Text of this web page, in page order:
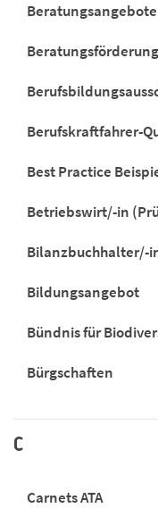
Beratungsangebote
Beratungsförderung
Berufskraftfahrer-
Best Practice
Betriebswirt/-in
Bilanzbuchhalter/-
Bildungsangebot
Bündnis für
Bürgschaften
C
Carnets ATA